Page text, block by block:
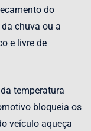
do
chuva ou a
e livre de
temperatura
bloqueia os
veículo aqueça